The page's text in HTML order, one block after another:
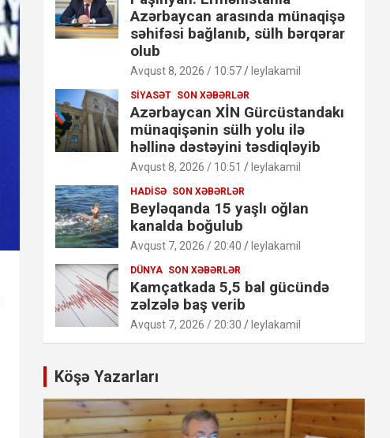
Azərbaycan arasında münaqişə
səhifəsi bağlanıb, sülh bərqərar
olub
Avqust 8, 2026 / 10:57 leylakamil
SIYASƏT SON XƏBƏRLƏR
Azərbaycan XİN Gürcüstandakı
münaqişənin sülh yolu ilə
həllinə dəstəyini təsdiqləyib
Avqust 8, 2026 / 10:51 leylakamil
HADISƏ SON XƏBƏRLƏR
Beyləqanda 15 yaşlı oğlan
kanalda boğulub
Avqust 7, 2026 / 20:40 leylakamil
DÜNYA SON XƏBƏRLƏR
Kamçatkada 5,5 bal gücündə
zəlzələ baş verib
Avqust 7, 2026 / 20:30 leylakamil
Köşə Yazarları